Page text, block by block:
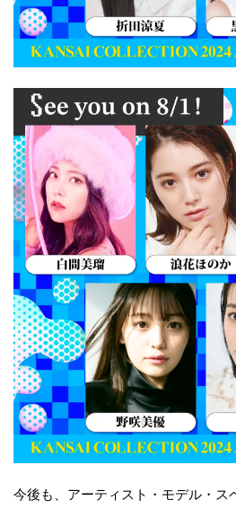
今後も、アーティスト・モデル・ス